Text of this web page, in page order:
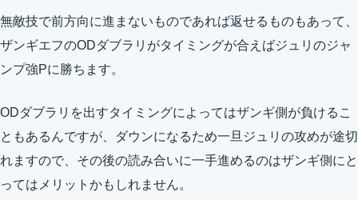
無敵技で前方向に進まないものであれば返せるものもあって、
ザンギエフのODダブラリがタイミングが合えばジュリのジャ
ンプ強Pに勝ちます。
ODダブラリを出すタイミングによってはザンギ側が負けるこ
ともあるんですが、ダウンになるため一旦ジュリの攻めが途切
れますので、その後の読み合いに一手進めるのはザンギ側にと
ってはメリットかもしれません。